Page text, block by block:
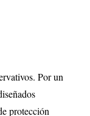
Por un
protección